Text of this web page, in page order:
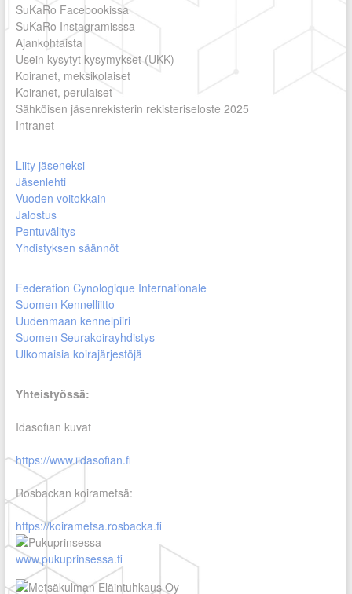
SuKaRo Facebookissa
SuKaRo Instagramisssa
Ajankohtaista
Usein kysytyt kysymykset (UKK)
Koiranet, meksikolaiset
Koiranet, perulaiset
Sähköisen jäsenrekisterin rekisteriseloste 2025
Intranet
Liity jäseneksi
Jäsenlehti
Vuoden voitokkain
Jalostus
Pentuvälitys
Yhdistyksen säännöt
Federation Cynologique Internationale
Suomen Kennelliitto
Uudenmaan kennelpiiri
Suomen Seurakoirayhdistys
Ulkomaisia koirajärjestöjä
Yhteistyössä:
Idasofian kuvat
https://www.iidasofian.fi
Rosbackan koirametsä:
https://koirametsa.rosbacka.fi
www.pukuprinsessa.fi